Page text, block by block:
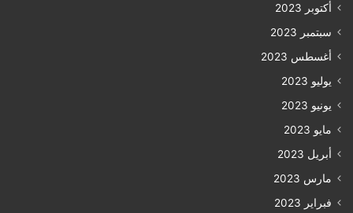
أكتوبر 2023
سبتمبر 2023
أغسطس 2023
يوليو 2023
يونيو 2023
مايو 2023
أبريل 2023
مارس 2023
فبراير 2023